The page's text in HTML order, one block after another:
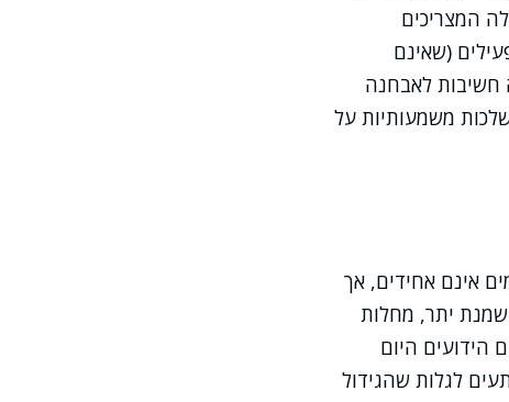
המצריכים
(שאינם
חשיבות לאבחנה
משמעותיות על
אינם אחידים, אך
יתר, מחלות
הידועים היום
לגלות שהגידול